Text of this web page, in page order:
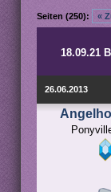
Seiten (250): «
18.09.21
26.06.2013